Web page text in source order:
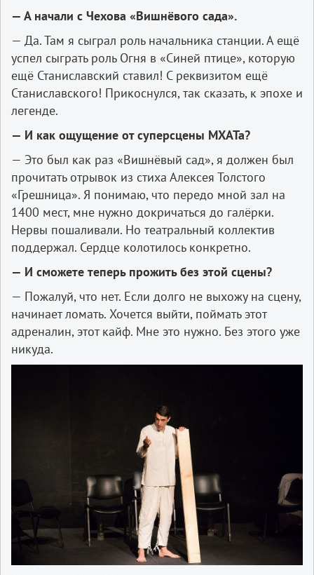
— А начали с Чехова «Вишнёвого сада».
— Да. Там я сыграл роль начальника станции. А ещё
успел сыграть роль Огня в «Синей птице», которую
ещё Станиславский ставил! С реквизитом ещё
Станиславского! Прикоснулся, так сказать, к эпохе и
легенде.
— И как ощущение от суперсцены МХАТа?
— Это был как раз «Вишнёвый сад», я должен был
прочитать отрывок из стиха Алексея Толстого
«Грешница». Я понимаю, что передо мной зал на
1400 мест, мне нужно докричаться до галёрки.
Нервы пошаливали. Но театральный коллектив
поддержал. Сердце колотилось конкретно.
— И сможете теперь прожить без этой сцены?
— Пожалуй, что нет. Если долго не выхожу на сцену,
начинает ломать. Хочется выйти, поймать этот
адреналин, этот кайф. Мне это нужно. Без этого уже
никуда.